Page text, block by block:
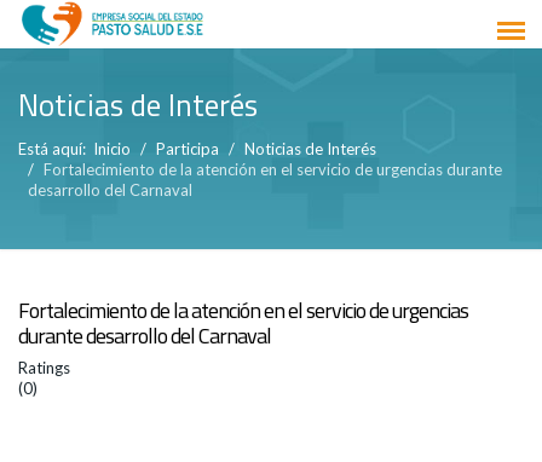
Noticias de Interés
Está aquí: Inicio Participa
Noticias de Interés
Fortalecimiento de la atención en el servicio de urgencias durante
desarrollo del Carnaval
Fortalecimiento de la atención en el servicio de urgencias
durante desarrollo del Carnaval
Ratings
(0)